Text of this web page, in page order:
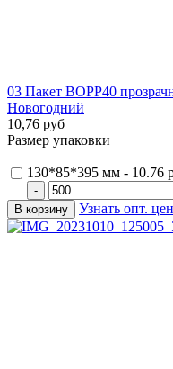
03 Пакет ВОРР40
Новогодний
10,76 руб
Размер упаковки
130*85*395 мм - 10.76
Узнать опт.